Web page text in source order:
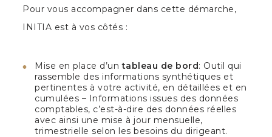
Pour vous accompagner dans cette démarche,
INITIA est à vos côtés :
Mise en place d’untableau de bord: Outil qui
rassemble des informations synthétiques et
pertinentes à votre activité, en détaillées et en
cumulées – Informations issues des données
comptables, c’est-à-dire des données réelles
avec ainsi une mise à jour mensuelle,
trimestrielle selon les besoins du dirigeant.